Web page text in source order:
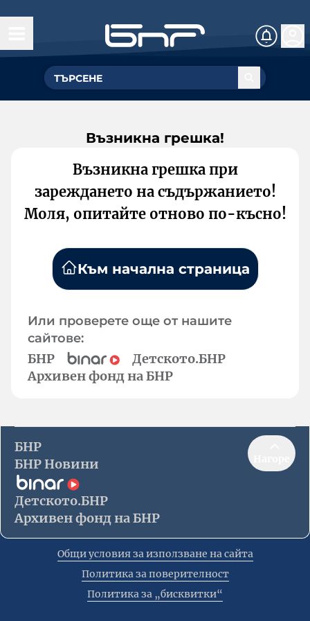
Възникна грешка!
Възникна грешка при
зареждането на съдържанието!
Моля, опитайте отново по-късно!
Към начална страница
Или проверете още от нашите
сайтове:
БНР
Детското.БНР
Архивен фонд на БНР
БНР
БНР Новини
Детското.БНР
Архивен фонд на БНР
Общи условия за използване на сайта
Политика за поверителност
Политика за „бисквитки“